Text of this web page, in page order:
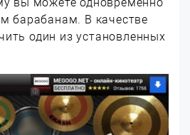
вы можете одновременно
барабанам. В качестве
один из установленных